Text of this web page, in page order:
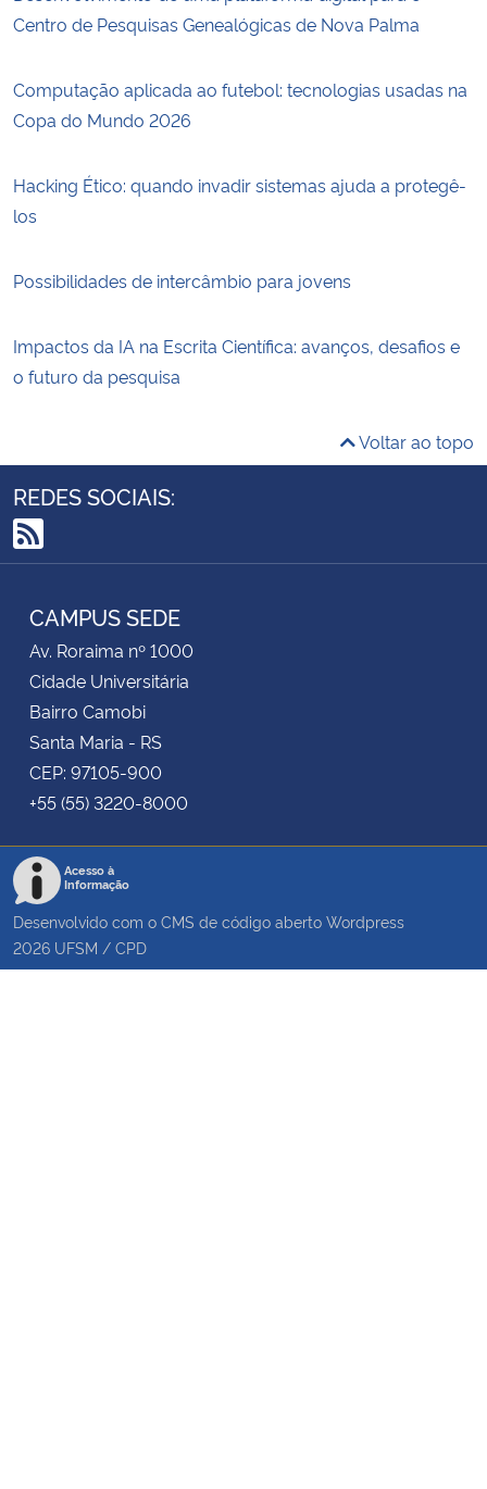
Centro de Pesquisas Genealógicas de Nova Palma
Computação aplicada ao futebol: tecnologias usadas na
Copa do Mundo 2026
Hacking Ético: quando invadir sistemas ajuda a protegê-
los
Possibilidades de intercâmbio para jovens
Impactos da IA na Escrita Científica: avanços, desafios e
o futuro da pesquisa
Voltar ao topo
REDES SOCIAIS:
RSS
CAMPUS SEDE
Av. Roraima nº 1000
Cidade Universitária
Bairro Camobi
Santa Maria - RS
CEP: 97105-900
+55 (55) 3220-8000
Acesso à
Informação
Desenvolvido com o CMS de código aberto Wordpress
2026 UFSM / CPD